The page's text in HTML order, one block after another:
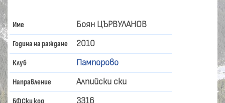
Име Боян ЦЪРВУЛАНОВ
Година на раждане 2010
Клуб Пампорово
Направление Алпийски ски
БФСки код 3316